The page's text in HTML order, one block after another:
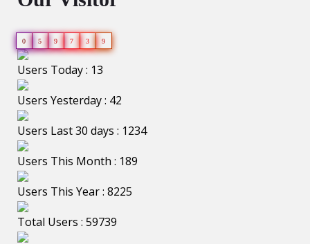
0 5 9 7 3 9
Users Today : 13
Users Yesterday : 42
Users Last 30 days : 1234
Users This Month : 189
Users This Year : 8225
Total Users : 59739